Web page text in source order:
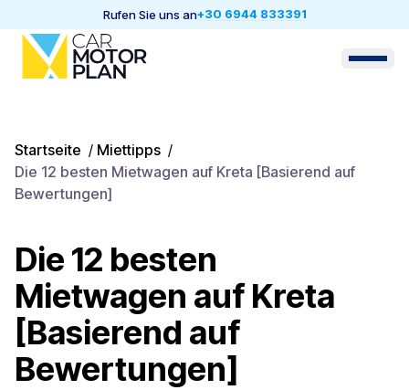
Rufen Sie uns an+30 6944 833391
Startseite / Miettipps /
Die 12 besten Mietwagen auf Kreta [Basierend auf
Bewertungen]
Die 12 besten
Mietwagen auf Kreta
[Basierend auf
Bewertungen]